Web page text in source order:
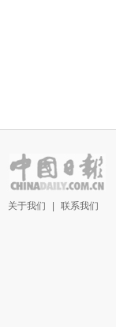
关于我们 联系我们